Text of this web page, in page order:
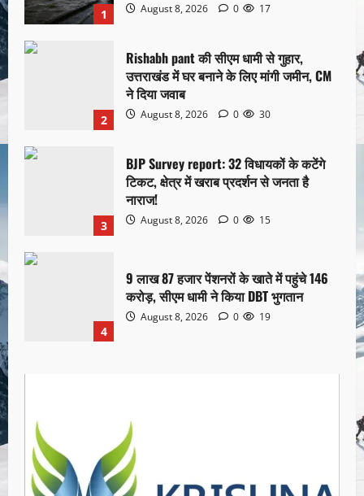
1 August 8, 2026 0 17
2
Rishabh pant की सीएम धामी से गुहार,
उत्तराखंड में घर बनाने के लिए मांगी जमीन, CM
ने दिया जवाब
August 8, 2026 0 30
3
BJP Survey report: 32 विधायकों के कटेंगे
टिकट, क्षेत्र में खराब प्रदर्शन से जनता है
नाराज!
August 8, 2026 0 15
4
9 लाख 87 हजार पेंशनरों के खाते में पहुंचे 146
करोड़, सीएम धामी ने किया DBT भुगतान
August 8, 2026 0 19